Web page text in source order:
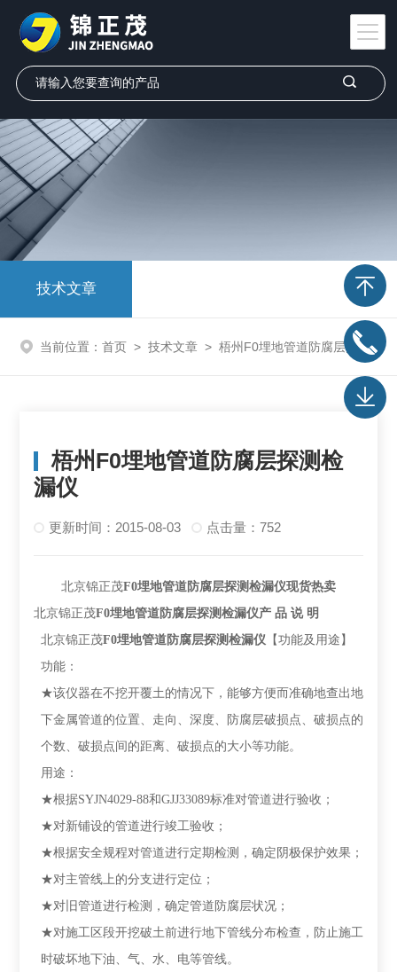
技术文章
当前位置： 首页 > 技术文章 > 梧州F0埋地管道防腐层探测检漏仪
梧州F0埋地管道防腐层探测检
漏仪
更新时间：2015-08-03 点击量：752
北京锦正茂F0埋地管道防腐层探测检漏仪现货热卖
北京锦正茂F0埋地管道防腐层探测检漏仪产 品 说 明
北京锦正茂F0埋地管道防腐层探测检漏仪 【功能及用途】
功能：
★该仪器在不挖开覆土的情况下，能够方便而准确地查出地
下金属管道的位置、走向、深度、防腐层破损点、破损点的
个数、破损点间的距离、破损点的大小等功能。
用途：
★根据SYJN4029-88和GJJ33089标准对管道进行验收；
★对新铺设的管道进行竣工验收；
★根据安全规程对管道进行定期检测，确定阴极保护效果；
★对主管线上的分支进行定位；
★对旧管道进行检测，确定管道防腐层状况；
★对施工区段开挖破土前进行地下管线分布检查，防止施工
时破坏地下油、气、水、电等管线。